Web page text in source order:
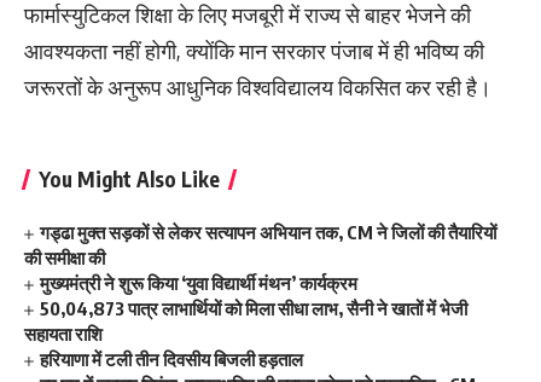
फार्मास्युटिकल शिक्षा के लिए मजबूरी में राज्य से बाहर भेजने की
आवश्यकता नहीं होगी, क्योंकि मान सरकार पंजाब में ही भविष्य की
जरूरतों के अनुरूप आधुनिक विश्वविद्यालय विकसित कर रही है।
You Might Also Like
गड्ढा मुक्त सड़कों से लेकर सत्यापन अभियान तक, CM ने जिलों की तैयारियों
की समीक्षा की
मुख्यमंत्री ने शुरू किया ‘युवा विद्यार्थी मंथन’ कार्यक्रम
50,04,873 पात्र लाभार्थियों को मिला सीधा लाभ, सैनी ने खातों में भेजी
सहायता राशि
हरियाणा में टली तीन दिवसीय बिजली हड़ताल